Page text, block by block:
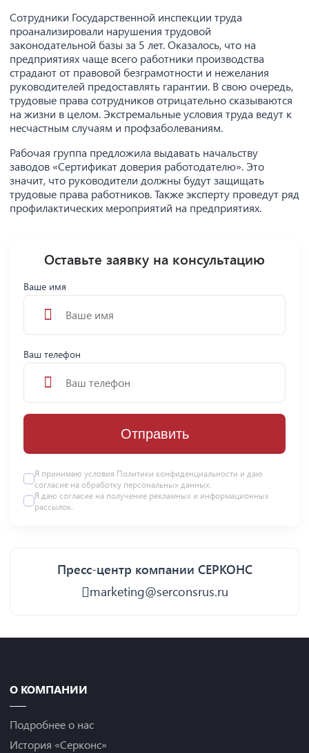
Сотрудники Государственной инспекции труда
проанализировали нарушения трудовой
законодательной базы за 5 лет. Оказалось, что на
предприятиях чаще всего работники производства
страдают от правовой безграмотности и нежелания
руководителей предоставлять гарантии. В свою очередь,
трудовые права сотрудников отрицательно сказываются
на жизни в целом. Экстремальные условия труда ведут к
несчастным случаям и профзаболеваниям.
Рабочая группа предложила выдавать начальству
заводов «Сертификат доверия работодателю». Это
значит, что руководители должны будут защищать
трудовые права работников. Также эксперту проведут ряд
профилактических мероприятий на предприятиях.
Оставьте заявку на консультацию
Ваше имя
Ваш телефон
Отправить
Я принимаю условия Политики конфиденциальности и даю
согласие на обработку персональных данных.
Я даю согласие на получение рекламных и информационных
рассылок.
Пресс-центр компании СЕРКОНС
marketing@serconsrus.ru
О КОМПАНИИ
Подробнее о нас
История «Серконс»